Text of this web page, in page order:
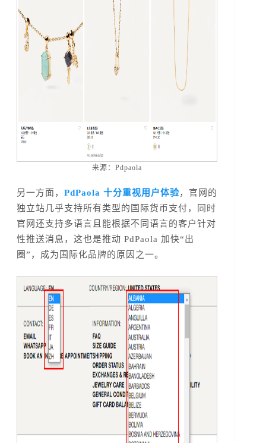
来源：Pdpaola
另一方面， PdPaola 十分重视用户体验，官网的
独立站几乎支持所有类型的国际货币支付，同时
官网还支持多语言且能根据不同语言的客户针对
性推送消息，这也是推动 PdPaola 加快“出
圈”，成为国际化品牌的原因之一。